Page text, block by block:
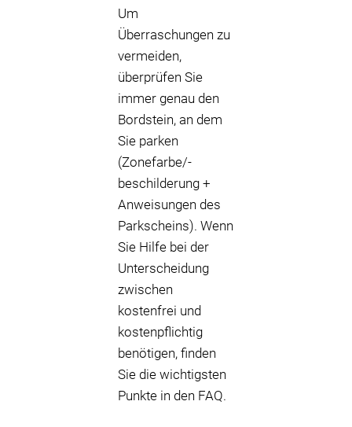
Um
Überraschungen zu
vermeiden,
überprüfen Sie
immer genau den
Bordstein, an dem
Sie parken
(Zonefarbe/-
beschilderung +
Anweisungen des
Parkscheins). Wenn
Sie Hilfe bei der
Unterscheidung
zwischen
kostenfrei und
kostenpflichtig
benötigen, finden
Sie die wichtigsten
Punkte in den FAQ.